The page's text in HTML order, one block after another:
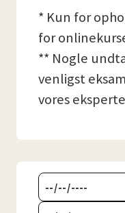
* Kun for
for
** Nogle
venligst
vores